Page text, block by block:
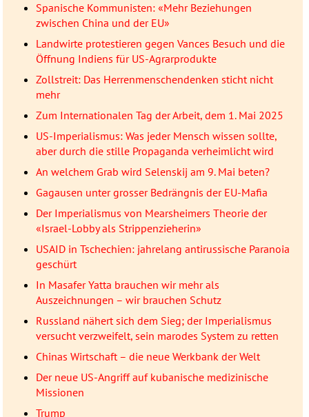
Spanische Kommunisten: «Mehr Beziehungen
zwischen China und der EU»
Landwirte protestieren gegen Vances Besuch und die
Öffnung Indiens für US-Agrarprodukte
Zollstreit: Das Herrenmenschendenken sticht nicht
mehr
Zum Internationalen Tag der Arbeit, dem 1. Mai 2025
US-Imperialismus: Was jeder Mensch wissen sollte,
aber durch die stille Propaganda verheimlicht wird
An welchem Grab wird Selenskij am 9. Mai beten?
Gagausen unter grosser Bedrängnis der EU-Mafia
Der Imperialismus von Mearsheimers Theorie der
«Israel-Lobby als Strippenzieherin»
USAID in Tschechien: jahrelang antirussische Paranoia
geschürt
In Masafer Yatta brauchen wir mehr als
Auszeichnungen – wir brauchen Schutz
Russland nähert sich dem Sieg; der Imperialismus
versucht verzweifelt, sein marodes System zu retten
Chinas Wirtschaft – die neue Werkbank der Welt
Der neue US-Angriff auf kubanische medizinische
Missionen
Trump